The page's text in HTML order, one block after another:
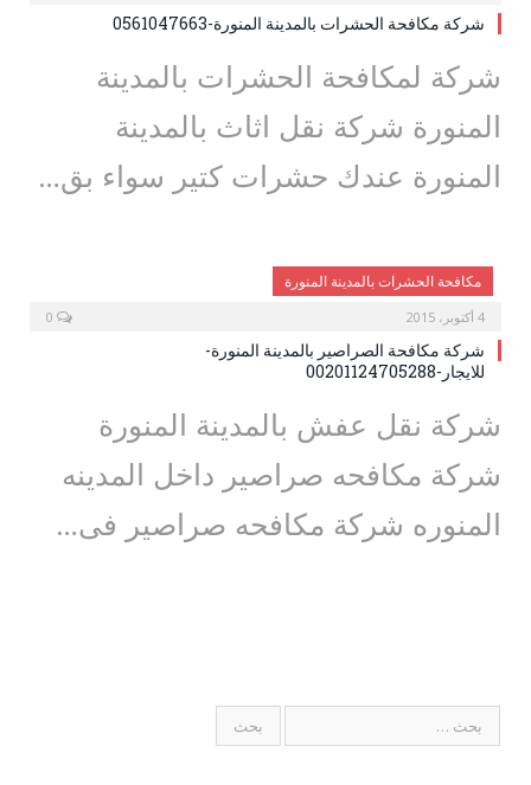
شركة مكافحة الحشرات بالمدينة المنورة-0561047663
شركة لمكافحة الحشرات بالمدينة
المنورة شركة نقل اثاث بالمدينة
المنورة عندك حشرات كتير سواء بق…
مكافحة الحشرات بالمدينة المنورة
4 أكتوبر، 2015
شركة مكافحة الصراصير بالمدينة المنورة-
للايجار-00201124705288
شركة نقل عفش بالمدينة المنورة
شركة مكافحه صراصير داخل المدينه
المنوره شركة مكافحه صراصير فى…